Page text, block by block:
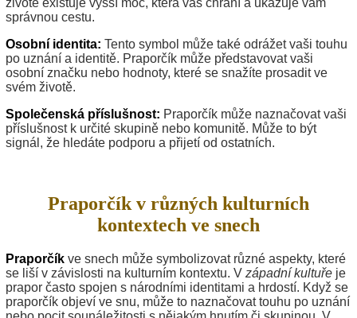
správnou cestu.
Osobní identita: Tento symbol může také odrážet vaši touhu
po uznání a identitě. Praporčík může představovat vaši
osobní značku nebo hodnoty, které se snažíte prosadit ve
svém životě.
Společenská příslušnost: Praporčík může naznačovat vaši
příslušnost k určité skupině nebo komunitě. Může to být
signál, že hledáte podporu a přijetí od ostatních.
Praporčík v různých kulturních
kontextech ve snech
Praporčík ve snech může symbolizovat různé aspekty, které
se liší v závislosti na kulturním kontextu. V západní kultuře je
prapor často spojen s národními identitami a hrdostí. Když se
praporčík objeví ve snu, může to naznačovat touhu po uznání